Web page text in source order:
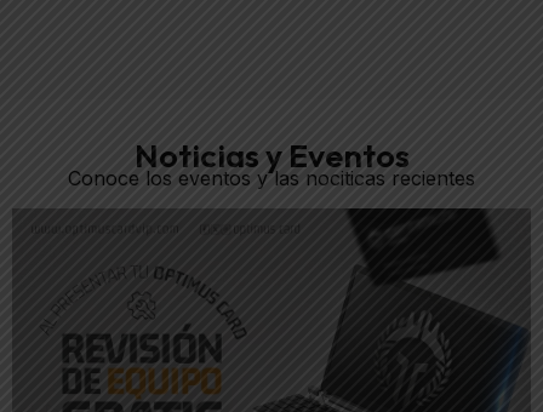
Noticias y Eventos
Conoce los eventos y las nociticas recientes